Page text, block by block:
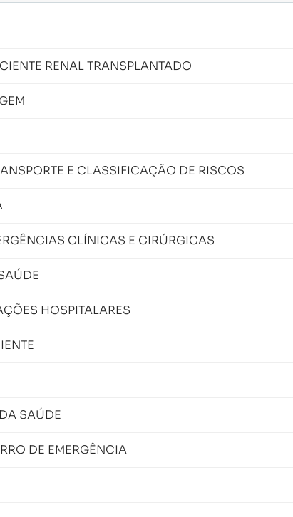
RENAL TRANSPLANTADO
E CLASSIFICAÇÃO DE RISCOS
CLÍNICAS E CIRÚRGICAS
HOSPITALARES
SAÚDE
DE EMERGÊNCIA